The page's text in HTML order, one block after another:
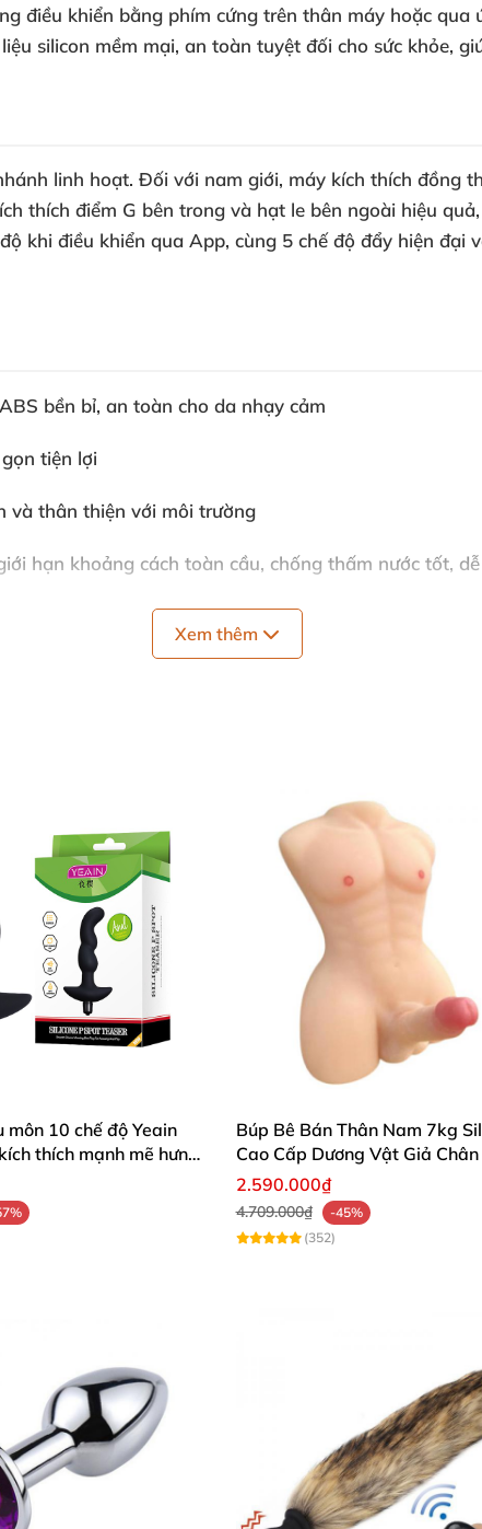
điều khiển bằng phím cứng trên thân máy hoặc
silicon mềm mại, an toàn tuyệt đối cho sức khỏe,
linh hoạt. Đối với nam giới, máy kích thích đồng
thích điểm G bên trong và hạt le bên ngoài hiệu
khi điều khiển qua App, cùng 5 chế độ đẩy hiện đại
bền bỉ, an toàn cho da nhạy cảm
tiện lợi
và thân thiện với môi trường
hạn khoảng cách toàn cầu, chống thấm nước tốt,
USB, túi nhung cao cấp đựng máy, sách hướng dẫn
bảo an toàn và vệ sinh. Có 2 cách điều khiển tiện
nút bấm trên thân máy. Nhấn giữ nút nguồn 2s
tăng cảm giác mềm mượt, nâng cao khoái cảm khi
Xem thêm
môn 10 chế độ Yeain
thích mạnh mẽ hưng
Búp Bê Bán Thân Nam 7kg
Cao Cấp Dương Vật Giả
Thiết Kế Cơ Bắp Quyến Rũ
2.590.000₫
4.709.000₫
-45%
(352)